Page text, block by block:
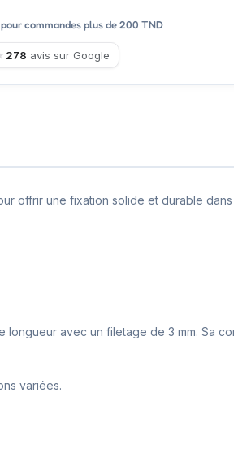
commandes plus de 200 TND
278 avis sur Google
offrir une fixation solide et durable
avec un filetage de 3 mm. Sa
variées.